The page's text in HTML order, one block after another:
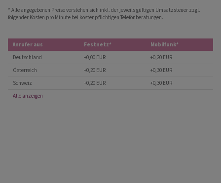
* Alle angegebenen Preise verstehen sich inkl. der jeweils gültigen Umsatzsteuer zzgl.
folgender Kosten pro Minute bei kostenpflichtigen Telefonberatungen.
Anrufer aus Festnetz*
Mobilfunk*
Deutschland
+0,00 EUR
+0,20 EUR
Österreich
+0,20 EUR
+0,30 EUR
Schweiz
+0,20 EUR
+0,30 EUR
Alle anzeigen